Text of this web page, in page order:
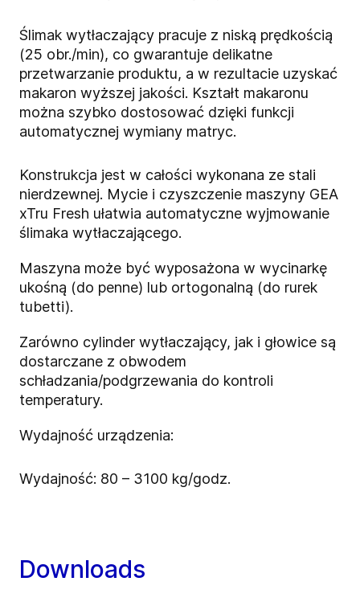
Ślimak wytłaczający pracuje z niską prędkością
(25 obr./min), co gwarantuje delikatne
przetwarzanie produktu, a w rezultacie uzyskać
makaron wyższej jakości. Kształt makaronu
można szybko dostosować dzięki funkcji
automatycznej wymiany matryc.
Konstrukcja jest w całości wykonana ze stali
nierdzewnej. Mycie i czyszczenie maszyny GEA
xTru Fresh ułatwia automatyczne wyjmowanie
ślimaka wytłaczającego.
Maszyna może być wyposażona w wycinarkę
ukośną (do penne) lub ortogonalną (do rurek
tubetti).
Zarówno cylinder wytłaczający, jak i głowice są
dostarczane z obwodem
schładzania/podgrzewania do kontroli
temperatury.
Wydajność urządzenia:
Wydajność: 80 – 3100 kg/godz.
Downloads